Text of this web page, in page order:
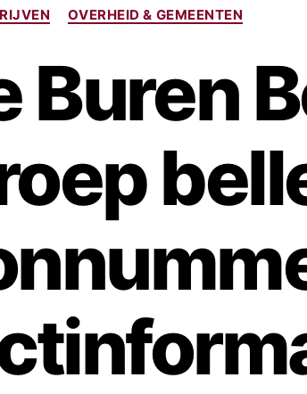
Categorieën
OVERHEID & GEMEENTEN
Buren